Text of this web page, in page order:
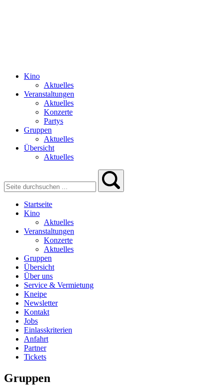
Kino
Aktuelles
Veranstaltungen
Aktuelles
Konzerte
Partys
Gruppen
Aktuelles
Übersicht
Aktuelles
Startseite
Kino
Aktuelles
Veranstaltungen
Konzerte
Aktuelles
Gruppen
Übersicht
Über uns
Service & Vermietung
Kneipe
Newsletter
Kontakt
Jobs
Einlasskriterien
Anfahrt
Partner
Tickets
Gruppen